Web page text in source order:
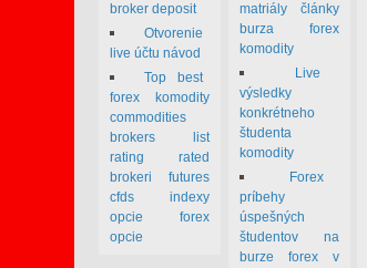
broker deposit
Otvorenie
live účtu návod
Top best
forex komodity
commodities
brokers list
rating rated
brokeri futures
cfds indexy
opcie forex
opcie
matriály články
burza forex
komodity
Live
výsledky
konkrétneho
študenta
komodity
Forex
príbehy
úspešných
študentov na
burze forex v